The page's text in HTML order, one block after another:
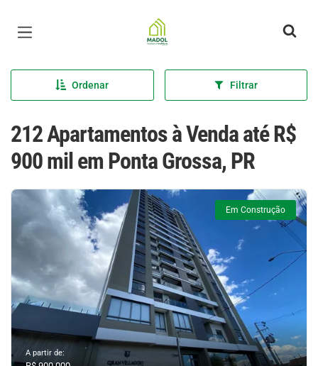
Página inicial
Ordenar Filtrar
212 Apartamentos à Venda até R$
900 mil em Ponta Grossa, PR
Em Construção
A partir de: